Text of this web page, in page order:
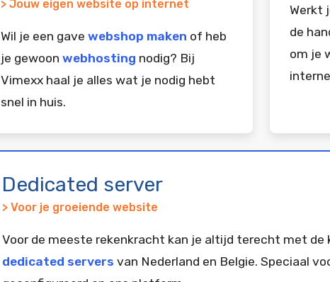
> Jouw eigen website op internet
Wil je een gave webshop maken of heb
je gewoon webhosting nodig? Bij
Vimexx haal je alles wat je nodig hebt
snel in huis.
Werkt
de
om je
Dedicated server
> Voor je groeiende website
Voor de meeste rekenkracht kan je altijd terecht met de
dedicated servers van Nederland en Belgie. Speciaal